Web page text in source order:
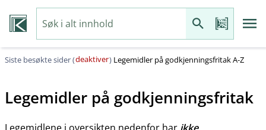
Siste besøkte sider (deaktiver) Legemidler på godkjenningsfritak A-Z
Legemidler på godkjenningsfritak